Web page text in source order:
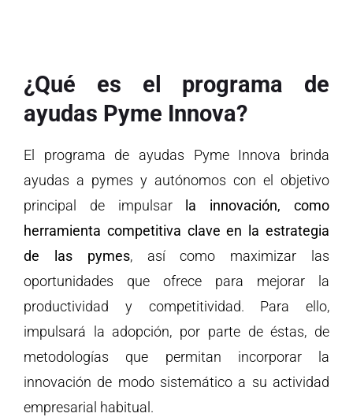
¿Qué es el programa de
ayudas Pyme Innova?
El programa de ayudas Pyme Innova brinda
ayudas a pymes y autónomos con el objetivo
principal de impulsar
la innovación, como
herramienta competitiva clave en la estrategia
de las pymes, así como maximizar las
oportunidades que ofrece para mejorar la
productividad y competitividad. Para ello,
impulsará la adopción, por parte de éstas, de
metodologías que permitan incorporar la
innovación de modo sistemático a su actividad
empresarial habitual.